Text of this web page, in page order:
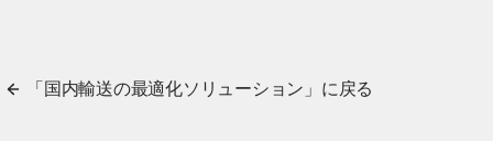
「国内輸送の最適化ソリューション」に戻る